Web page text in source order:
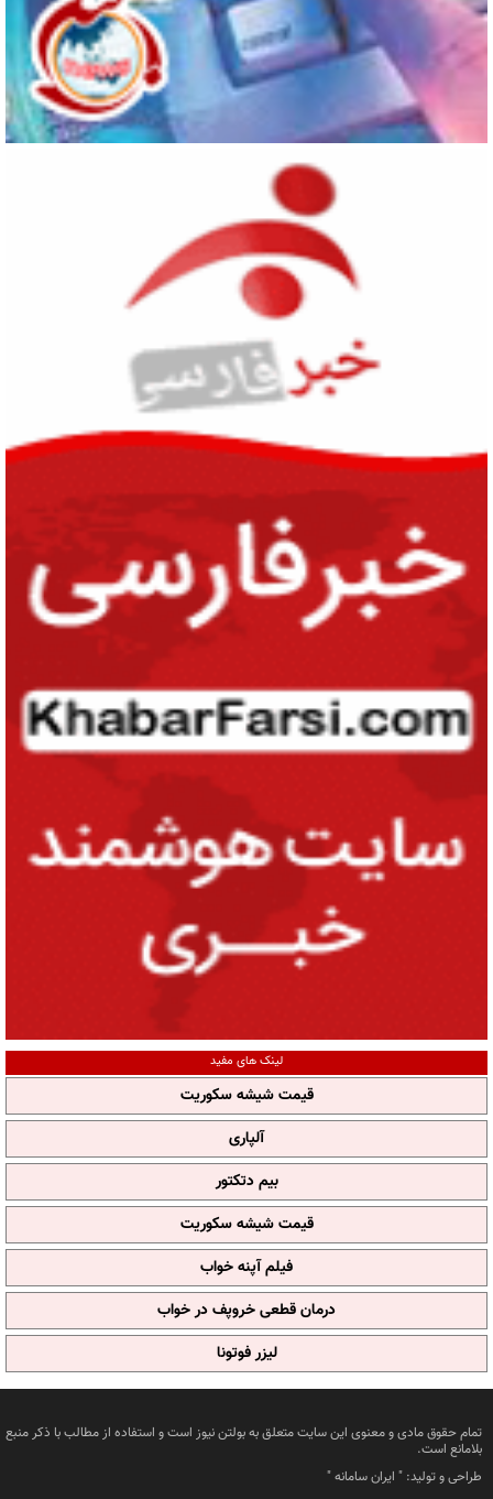
لینک های مفید
قیمت شیشه سکوریت
آلپاری
بیم دتکتور
قیمت شیشه سکوریت
فیلم آپنه خواب
درمان قطعی خروپف در خواب
لیزر فوتونا
تمام حقوق مادی و معنوی این سایت متعلق به بولتن نیوز است و استفاده از مطالب با ذکر منبع
بلامانع است.
طراحی و تولید: " ایران سامانه"